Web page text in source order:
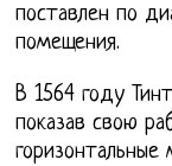
поставлен по
помещения.
В 1564 году
показав свою